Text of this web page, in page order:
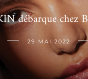
débarque chez
29 MAI 2022